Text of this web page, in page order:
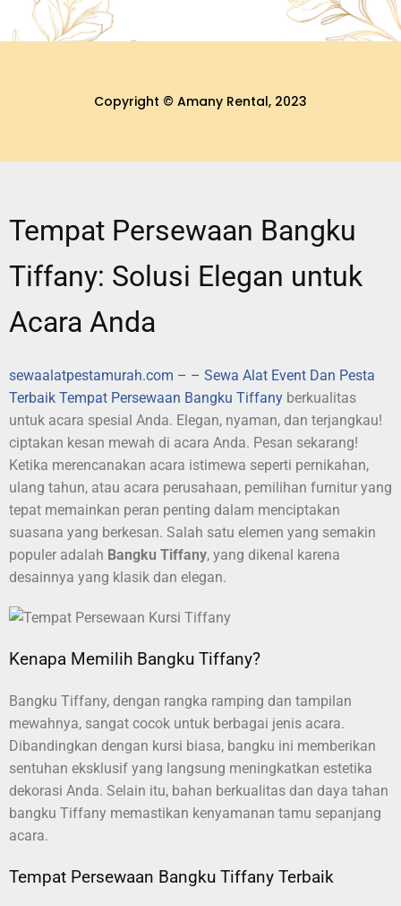
Copyright © Amany Rental, 2023
Tempat Persewaan Bangku
Tiffany: Solusi Elegan untuk
Acara Anda
sewaalatpestamurah.com – – Sewa Alat Event Dan Pesta
Terbaik Tempat Persewaan Bangku Tiffany berkualitas
untuk acara spesial Anda. Elegan, nyaman, dan terjangkau!
ciptakan kesan mewah di acara Anda. Pesan sekarang!
Ketika merencanakan acara istimewa seperti pernikahan,
ulang tahun, atau acara perusahaan, pemilihan furnitur yang
tepat memainkan peran penting dalam menciptakan
suasana yang berkesan. Salah satu elemen yang semakin
populer adalah Bangku Tiffany, yang dikenal karena
desainnya yang klasik dan elegan.
Kenapa Memilih Bangku Tiffany?
Bangku Tiffany, dengan rangka ramping dan tampilan
mewahnya, sangat cocok untuk berbagai jenis acara.
Dibandingkan dengan kursi biasa, bangku ini memberikan
sentuhan eksklusif yang langsung meningkatkan estetika
dekorasi Anda. Selain itu, bahan berkualitas dan daya tahan
bangku Tiffany memastikan kenyamanan tamu sepanjang
acara.
Tempat Persewaan Bangku Tiffany Terbaik